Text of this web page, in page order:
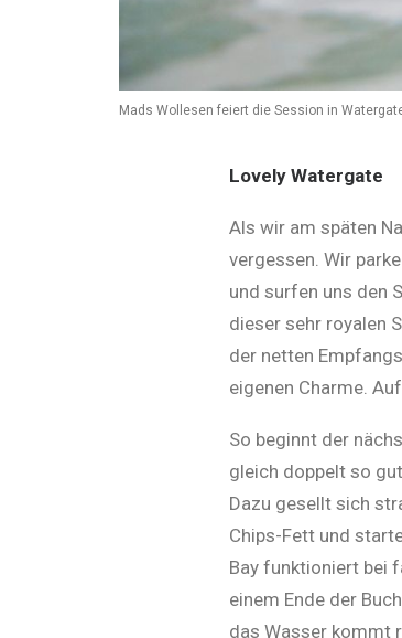
Mads Wollesen feiert die Session in
Lovely Watergate
Als wir am späten
vergessen. Wir
und surfen uns den
dieser sehr royalen
der netten
eigenen Charme.
So beginnt der
gleich doppelt so
Dazu gesellt sich
Chips-Fett und
Bay funktioniert bei
einem Ende der
das Wasser kommt